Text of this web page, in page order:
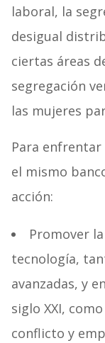
laboral, la
desigual
ciertas áreas
segregación
las mujeres
Para
el mismo
acción:
Promover
tecnología,
avanzadas, y
siglo XXI,
conflicto y